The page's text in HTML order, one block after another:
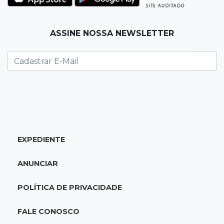
Juiz manda soltar motorista bêbado envolvido
Acrissul atribui queda do rebanho em MS a
Beyblade agita Campo Grande
ASSINE NOSSA NEWSLETTER
EXPEDIENTE
ANUNCIAR
POLÍTICA DE PRIVACIDADE
FALE CONOSCO